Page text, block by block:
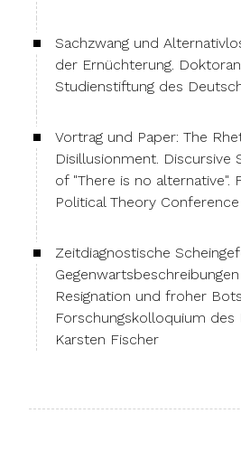
Sachzwang und
der Ernüchterung.
Studienstiftung des
Vortrag und Paper: The
Disillusionment. Discursive
of "There is no alternative".
Political Theory
Zeitdiagnostische
Resignation und froher
Forschungskolloquium des
Karsten Fischer